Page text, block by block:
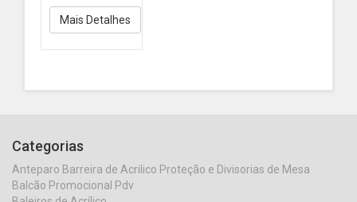
Mais Detalhes
Categorias
Anteparo Barreira de Acrilico Proteção e Divisorias de Mesa
Balcão Promocional Pdv